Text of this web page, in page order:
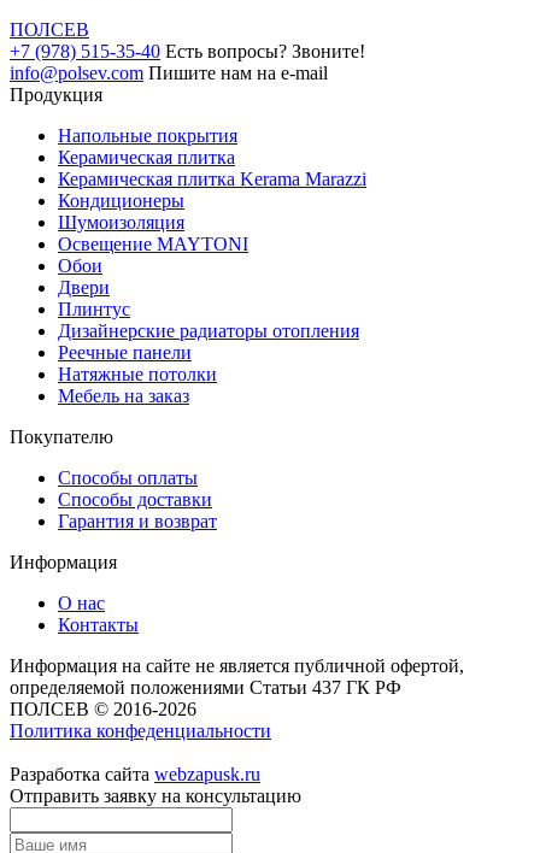
ПОЛСЕВ
+7 (978) 515-35-40 Есть вопросы? Звоните!
info@polsev.com Пишите нам на e-mail
Продукция
Напольные покрытия
Керамическая плитка
Керамическая плитка Kerama Marazzi
Кондиционеры
Шумоизоляция
Освещение MAYTONI
Обои
Двери
Плинтус
Дизайнерские радиаторы отопления
Реечные панели
Натяжные потолки
Мебель на заказ
Покупателю
Способы оплаты
Способы доставки
Гарантия и возврат
Информация
О нас
Контакты
Информация на сайте не является публичной офертой,
определяемой положениями Статьи 437 ГК РФ
ПОЛСЕВ © 2016-2026
Политика конфеденциальности
Разработка сайта webzapusk.ru
Отправить заявку на консультацию